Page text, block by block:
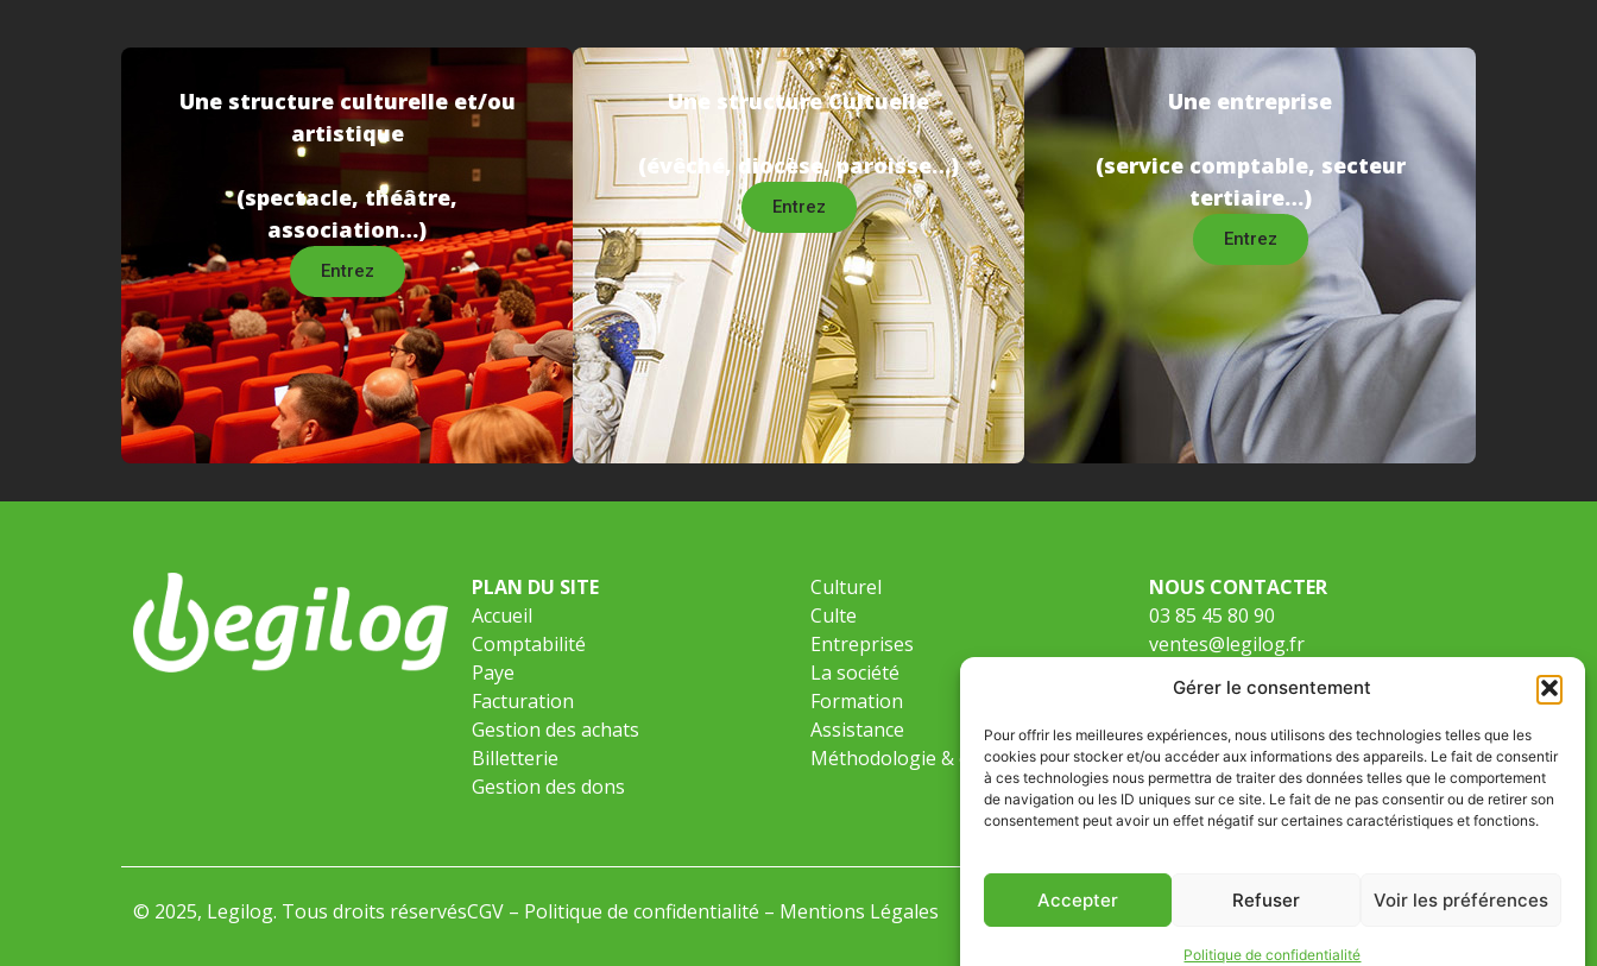
Gérer le consentement
Pour offrir les meilleures expériences, nous utilisons des technologies telles que les
cookies pour stocker et/ou accéder aux informations des appareils. Le fait de consentir
à ces technologies nous permettra de traiter des données telles que le comportement
de navigation ou les ID uniques sur ce site. Le fait de ne pas consentir ou de retirer son
consentement peut avoir un effet négatif sur certaines caractéristiques et fonctions.
Accepter Refuser Voir les préférences
Politique de confidentialité
Une structure culturelle et/ou
artistique
(spectacle, théâtre,
association…)
Entrez
Une structure Cultuelle
(évêché, diocèse, paroisse…)
Entrez
Une entreprise
(service comptable, secteur
tertiaire…)
Entrez
PLAN DU SITE
Accueil
Comptabilité
Paye
Facturation
Gestion des achats
Billetterie
Gestion des dons
Culturel
Culte
Entreprises
La société
Formation
Assistance
Méthodologie & expertise
NOUS CONTACTER
03 85 45 80 90
ventes@legilog.fr
Démo & contact
© 2025, Legilog. Tous droits réservésCGV – Politique de confidentialité – Mentions Légales